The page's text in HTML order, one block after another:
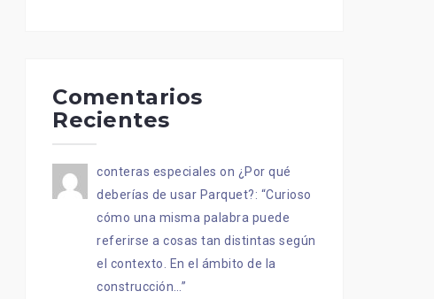
Comentarios
Recientes
conteras especiales on ¿Por qué
deberías de usar Parquet?: “Curioso
cómo una misma palabra puede
referirse a cosas tan distintas según
el contexto. En el ámbito de la
construcción… ”